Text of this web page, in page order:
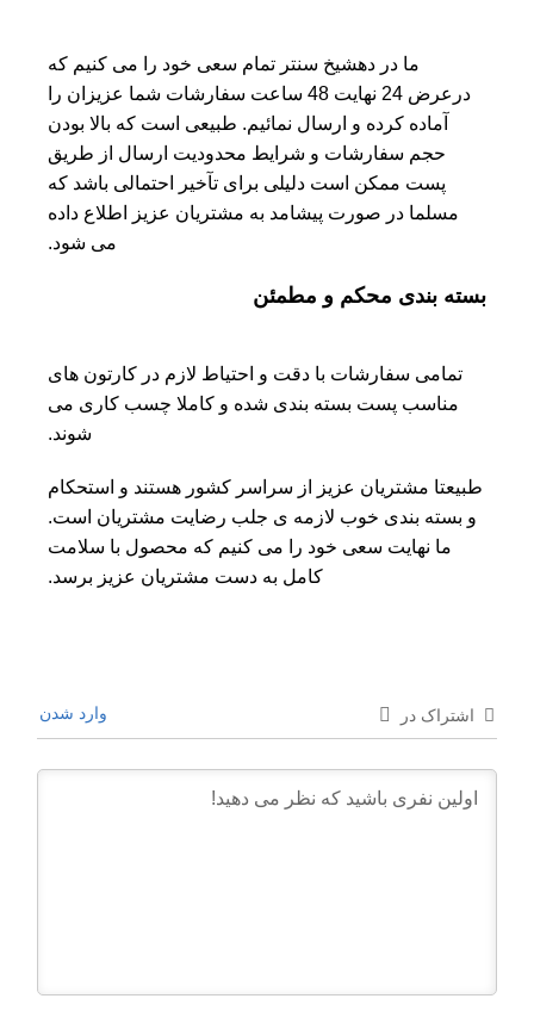
ما در دهشیخ سنتر تمام سعی خود را می کنیم که
درعرض 24 نهایت 48 ساعت سفارشات شما عزیزان را
آماده کرده و ارسال نمائیم. طبیعی است که بالا بودن
حجم سفارشات و شرایط محدودیت ارسال از طریق
پست ممکن است دلیلی برای تآخیر احتمالی باشد که
مسلما در صورت پیشامد به مشتریان عزیز اطلاع داده
می شود.
بسته بندی محکم و مطمئن
تمامی سفارشات با دقت و احتیاط لازم در کارتون های
مناسب پست بسته بندی شده و کاملا چسب کاری می
شوند.
طبیعتا مشتریان عزیز از سراسر کشور هستند و استحکام
و بسته بندی خوب لازمه ی جلب رضایت مشتریان است.
ما نهایت سعی خود را می کنیم که محصول با سلامت
کامل به دست مشتریان عزیز برسد.
اشتراک در وارد شدن